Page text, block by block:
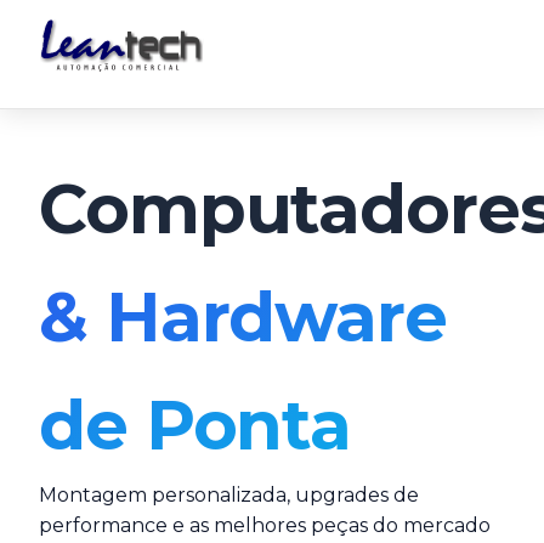
& Hardware
de Ponta
Montagem personalizada, upgrades de
performance e as melhores peças do mercado